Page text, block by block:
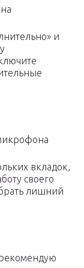
и
вкладок,
своего
лишний